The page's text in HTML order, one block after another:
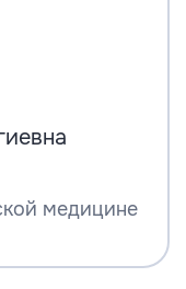
медицине